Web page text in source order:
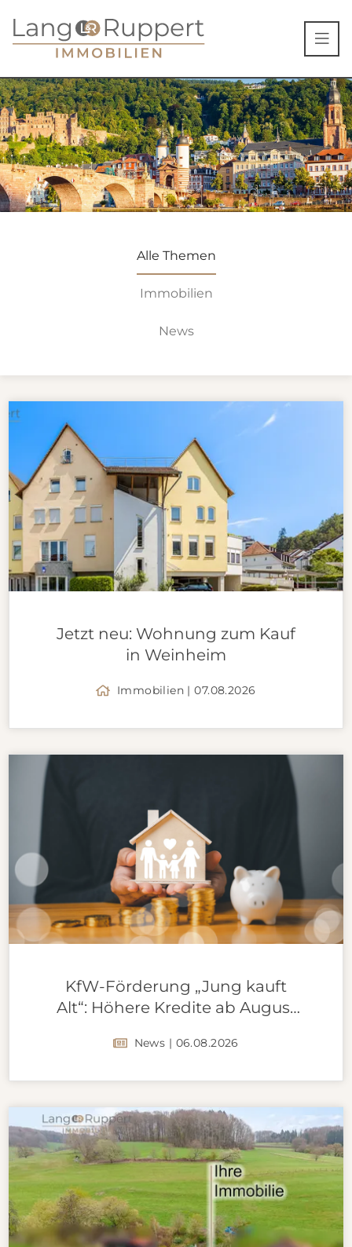
Alle Themen
Immobilien
News
Jetzt neu: Wohnung zum Kauf
in Weinheim
Immobilien | 07.08.2026
KfW-Förderung „Jung kauft
Alt“: Höhere Kredite ab August
News | 06.08.2026